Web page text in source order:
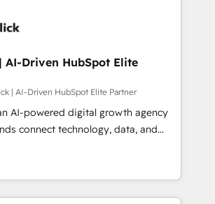
AI-Driven HubSpot Elite
| AI-Driven HubSpot Elite Partner
AI-powered digital growth agency
connect technology, data, and
measurable results. Founded in
across Spain, LATAM, and
global companies in building
sales, and customer success